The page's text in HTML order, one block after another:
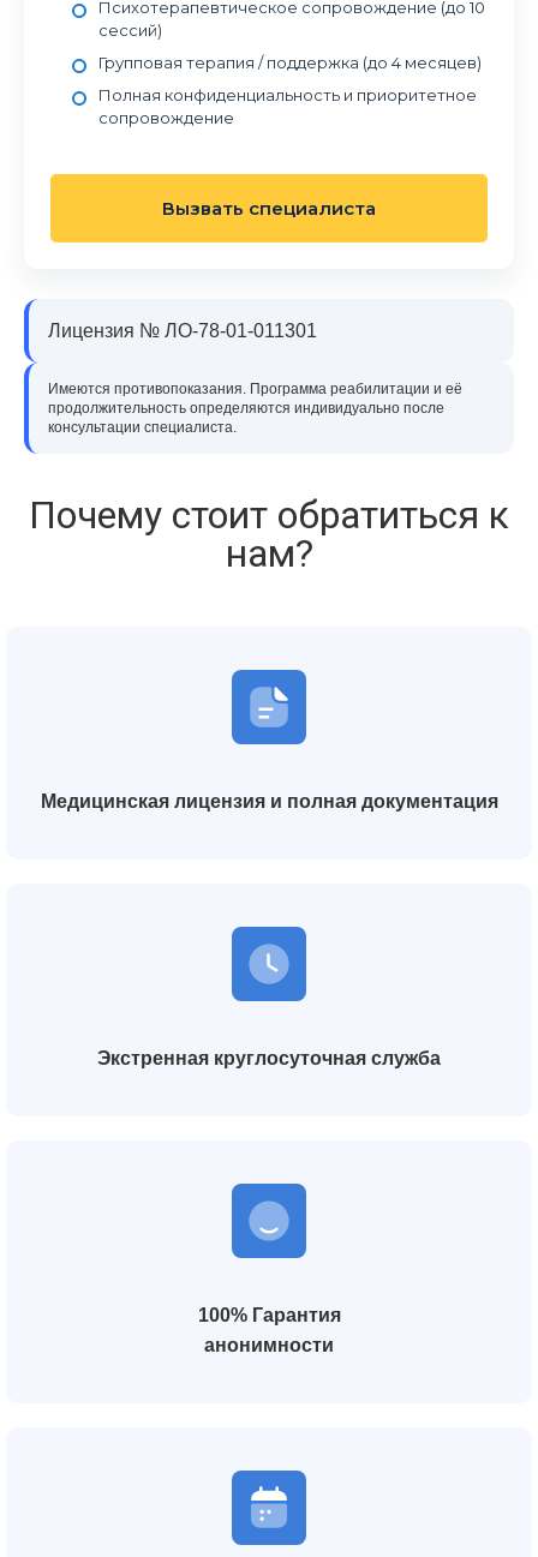
Психотерапевтическое сопровождение (до 10
сессий)
Групповая терапия / поддержка (до 4 месяцев)
Полная конфиденциальность и приоритетное
сопровождение
Вызвать специалиста
Лицензия № ЛО-78-01-011301
Имеются противопоказания. Программа реабилитации и её
продолжительность определяются индивидуально после
консультации специалиста.
Почему стоит обратиться к
нам?
Медицинская лицензия и полная документация
Экстренная круглосуточная служба
100% Гарантия
анонимности